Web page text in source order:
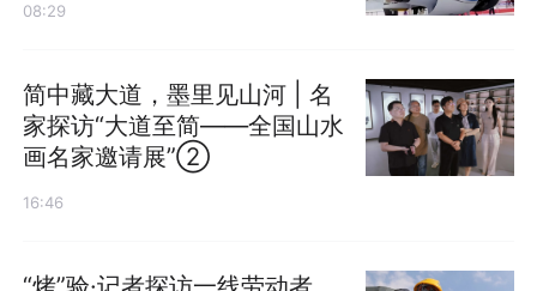
08:29
简中藏大道，墨里见山河 | 名
家探访“大道至简——全国山水
画名家邀请展”②
16:46